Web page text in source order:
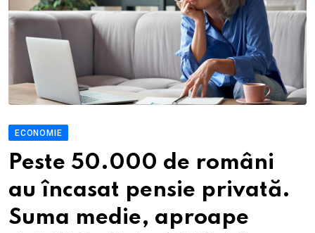
ECONOMIE
Peste 50.000 de români
au încasat pensie privată.
Suma medie, aproape